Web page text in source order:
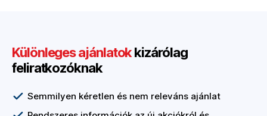
Különleges ajánlatokkizárólag
feliratkozóknak
Semmilyen kéretlen és nem releváns ajánlat